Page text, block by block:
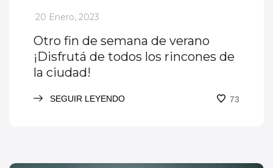
_
20 Enero, 2023
Otro fin de semana de verano
¡Disfrutá de todos los rincones de
la ciudad!
SEGUIR LEYENDO 73